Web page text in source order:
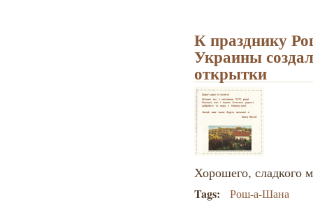
К празднику
Украины
открытки
Хорошего, сладкого
Tags: Рош-а-Шана